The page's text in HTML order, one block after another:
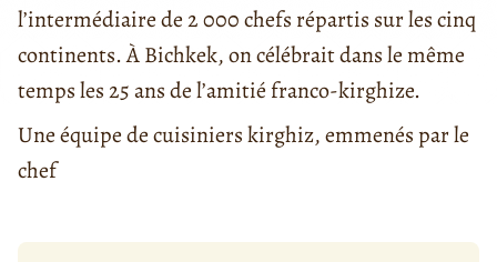
l’intermédiaire de 2 000 chefs répartis sur les cinq
continents. À Bichkek, on célébrait dans le même
temps les 25 ans de l’amitié franco-kirghize.
Une équipe de cuisiniers kirghiz, emmenés par le
chef